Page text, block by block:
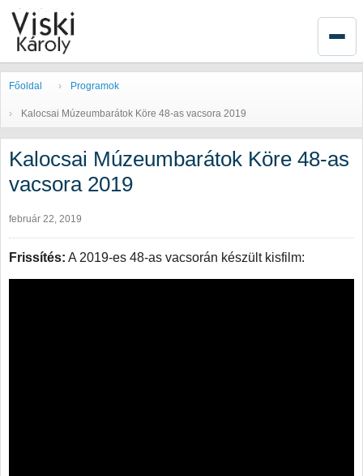
Főoldal Programok
Kalocsai Múzeumbarátok Köre 48-as vacsora 2019
Kalocsai Múzeumbarátok Köre 48-as
vacsora 2019
február 22, 2019
Frissítés: A 2019-es 48-as vacsorán készült kisfilm: